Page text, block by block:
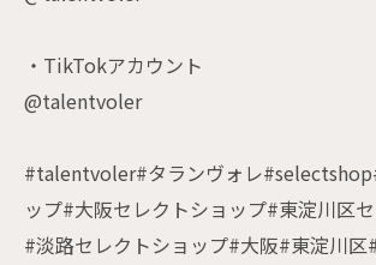
・TikTokアカウント
@talentvoler
#talentvoler#タランヴォレ
ップ#大阪セレクトショップ#東淀川区
#淡路セレクトショップ#大阪#東淀川